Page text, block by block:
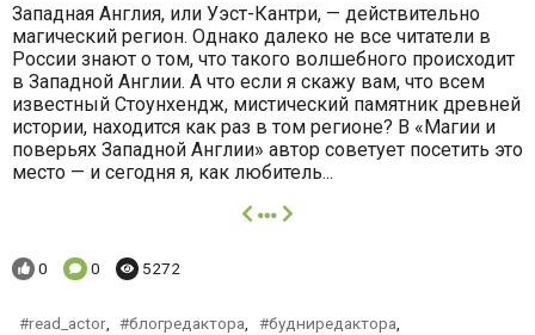
Западная Англия, или Уэст-Кантри, — действительно
магический регион. Однако далеко не все читатели в
России знают о том, что такого волшебного происходит
в Западной Англии. А что если я скажу вам, что всем
известный Стоунхендж, мистический памятник древней
истории, находится как раз в том регионе? В «Магии и
поверьях Западной Англии» автор советует посетить это
место — и сегодня я, как любитель...
далее
Понравилось:
0 Комментариев:
0 Просмотров:
5272
read_actor, блогредактора будниредактора